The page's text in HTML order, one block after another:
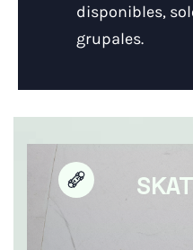
disponibles,
grupales.